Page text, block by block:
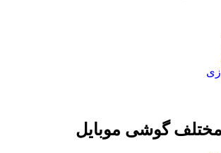
مختلف گوشی موبایل